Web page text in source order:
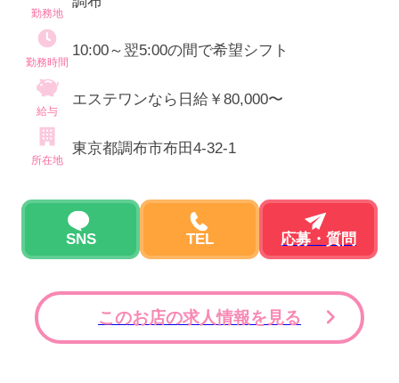
勤務地
勤務時間
10:00～翌5:00の間で希望シフト
給与
エステワンなら日給￥80,000〜
所在地
東京都調布市布田4-32-1
SNS TEL 応募・質問
このお店の求人情報を見る